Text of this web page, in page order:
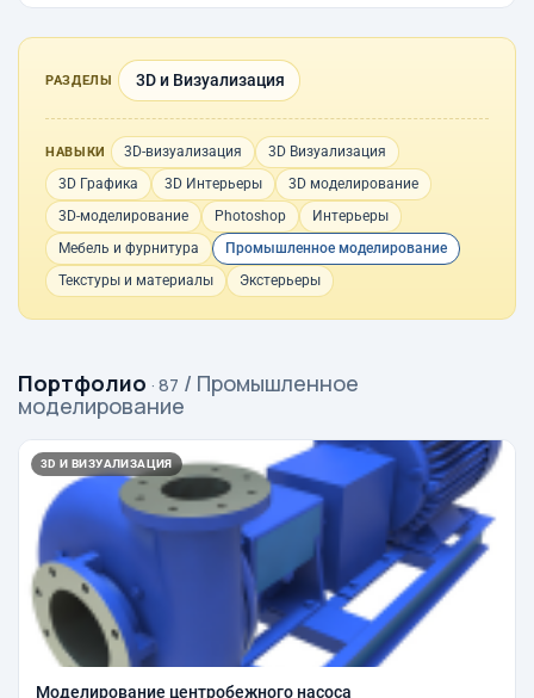
РАЗДЕЛЫ 3D и Визуализация
НАВЫКИ 3D-визуализация
3D Визуализация
3D Графика
3D Интерьеры
3D моделирование
3D-моделирование
Photoshop
Интерьеры
Мебель и фурнитура
Промышленное моделирование
Текстуры и материалы
Экстерьеры
Портфолио · 87 / Промышленное
моделирование
3D И ВИЗУАЛИЗАЦИЯ
Моделирование центробежного насоса